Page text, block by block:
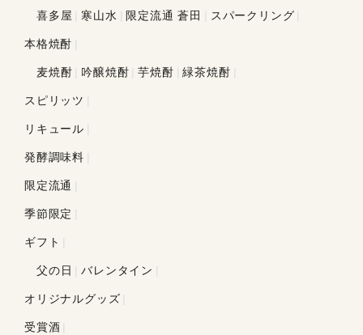
喜多屋 寒山水 限定流通 蒼田 スパークリング
本格焼酎
麦焼酎 吟醸焼酎 芋焼酎 緑茶焼酎
スピリッツ
リキュール
発酵調味料
限定流通
季節限定
ギフト
父の日 バレンタイン
オリジナルグッズ
受賞酒